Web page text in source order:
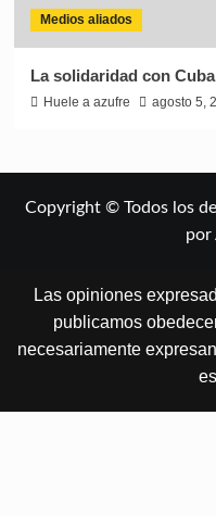
Medios aliados
La solidaridad con
Huele a azufre agosto 5,
Copyright © Todos los
por
Las opiniones
publicamos
necesariamente